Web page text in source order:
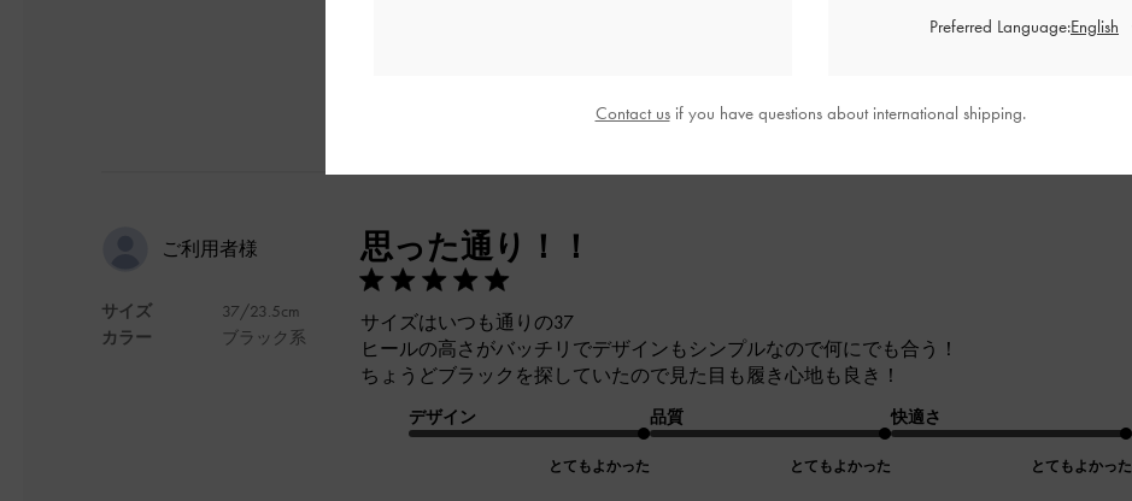
ご利用者様
サイズ
カラー
37/23.5cm
ブラック系
思った通り！！
サイズはいつも通りの37
ヒールの高さがバッチリでデザインもシンプルなので何にでも合う！
ちょうどブラックを探していたので見た目も履き心地も良き！
デザイン
とてもよかった
品質
とてもよかった
快適さ
とてもよかった
Preferred Language:
Contact usif you have questions about international shipping.